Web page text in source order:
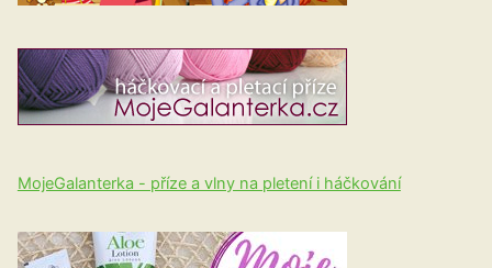
MojeGalanterka - příze a vlny na pletení i háčkování